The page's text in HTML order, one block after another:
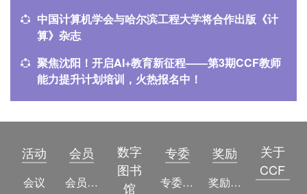
中国计算机学会与哈尔滨工程大学将合作出版《计
算》杂志
聚焦沈阳！开启AI+教育新征程——第3期CCF教师
能力提升计划培训，火热报名中！
活动
会议
会员
会员简介
数字
图书
馆
专委
专委简介
奖励
奖励动态
关于
CCF